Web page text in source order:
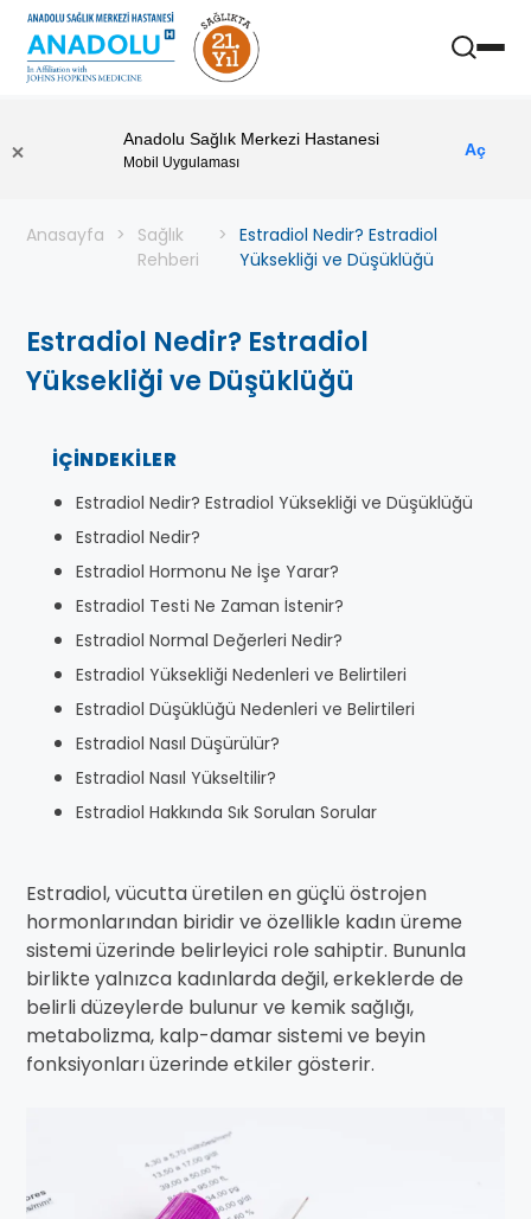
Anadolu Sağlık Merkezi Hastanesi
Mobil Uygulaması
Aç
Anasayfa
Sağlık
Rehberi
Estradiol Nedir? Estradiol
Yüksekliği ve Düşüklüğü
Estradiol Nedir? Estradiol
Yüksekliği ve Düşüklüğü
İÇINDEKILER
Estradiol Nedir? Estradiol Yüksekliği ve Düşüklüğü
Estradiol Nedir?
Estradiol Hormonu Ne İşe Yarar?
Estradiol Testi Ne Zaman İstenir?
Estradiol Normal Değerleri Nedir?
Estradiol Yüksekliği Nedenleri ve Belirtileri
Estradiol Düşüklüğü Nedenleri ve Belirtileri
Estradiol Nasıl Düşürülür?
Estradiol Nasıl Yükseltilir?
Estradiol Hakkında Sık Sorulan Sorular
Estradiol, vücutta üretilen en güçlü östrojen
hormonlarından biridir ve özellikle kadın üreme
sistemi üzerinde belirleyici role sahiptir. Bununla
birlikte yalnızca kadınlarda değil, erkeklerde de
belirli düzeylerde bulunur ve kemik sağlığı,
metabolizma, kalp-damar sistemi ve beyin
fonksiyonları üzerinde etkiler gösterir.